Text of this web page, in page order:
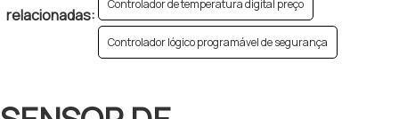
relacionadas:
Controlador de temperatura digital preço
Controlador lógico programável de segurança